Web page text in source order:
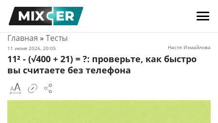
Главная » Тесты
11 июня 2026, 20:05 Настя Измайлова
11² - (√400 + 21) = ?: проверьте, как быстро
вы считаете без телефона